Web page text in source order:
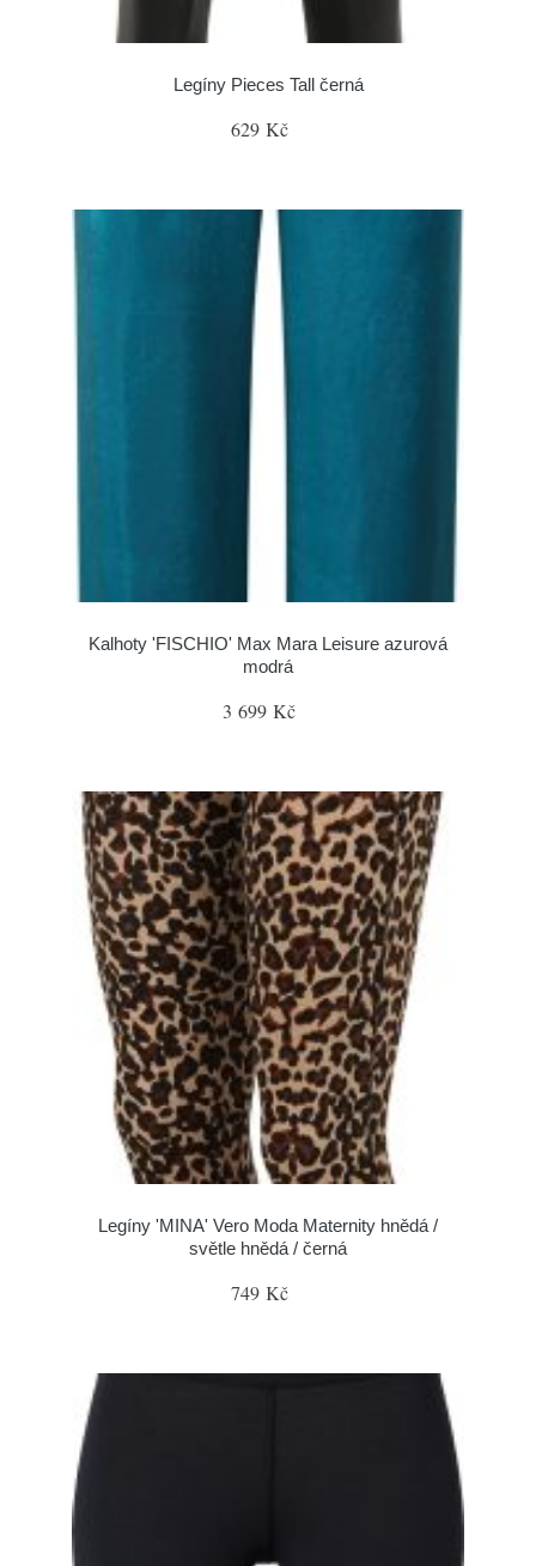
Legíny Pieces Tall černá
629 Kč
Kalhoty 'FISCHIO' Max Mara Leisure azurová
modrá
3 699 Kč
Legíny 'MINA' Vero Moda Maternity hnědá /
světle hnědá / černá
749 Kč